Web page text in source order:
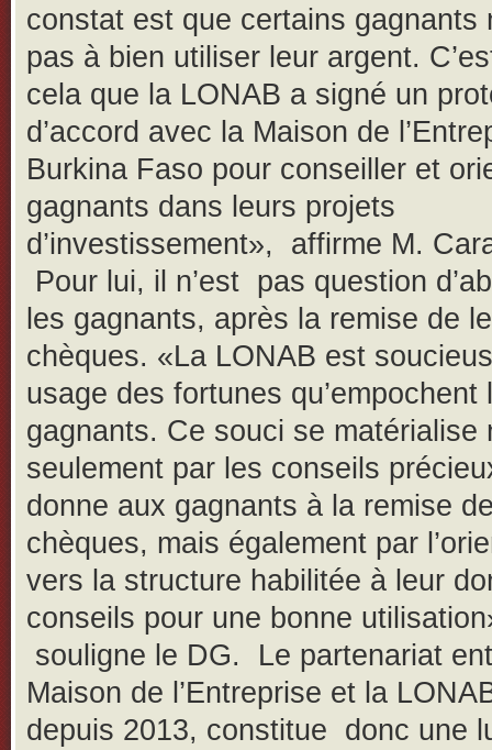
constat est que certains gagnants
pas à bien utiliser leur argent.
cela que la LONAB a signé un
d’accord avec la Maison de
Burkina Faso pour conseiller et
gagnants dans leurs projets
d’investissement», affirme M.
Pour lui, il n’est pas question
les gagnants, après la remise de
chèques. «La LONAB est
usage des fortunes qu’empochent
gagnants. Ce souci se matérialise
seulement par les conseils
donne aux gagnants à la remise
chèques, mais également par
vers la structure habilitée à leur
conseils pour une bonne
souligne le DG. Le partenariat
Maison de l’Entreprise et la
depuis 2013, constitue donc une